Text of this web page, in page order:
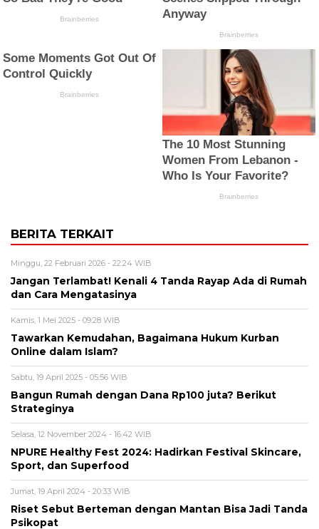
BERITA TERKAIT
Minggu, 22 Februari 2026 - 22:24 WIB
Jangan Terlambat! Kenali 4 Tanda Rayap Ada di Rumah
dan Cara Mengatasinya
Kamis, 1 Mei 2025 - 09:28 WIB
Tawarkan Kemudahan, Bagaimana Hukum Kurban
Online dalam Islam?
Sabtu, 19 April 2025 - 05:56 WIB
Bangun Rumah dengan Dana Rp100 juta? Berikut
Strateginya
Selasa, 12 November 2024 - 16:42 WIB
NPURE Healthy Fest 2024: Hadirkan Festival Skincare,
Sport, dan Superfood
Jumat, 19 April 2024 - 20:33 WIB
Riset Sebut Berteman dengan Mantan Bisa Jadi Tanda
Psikopat